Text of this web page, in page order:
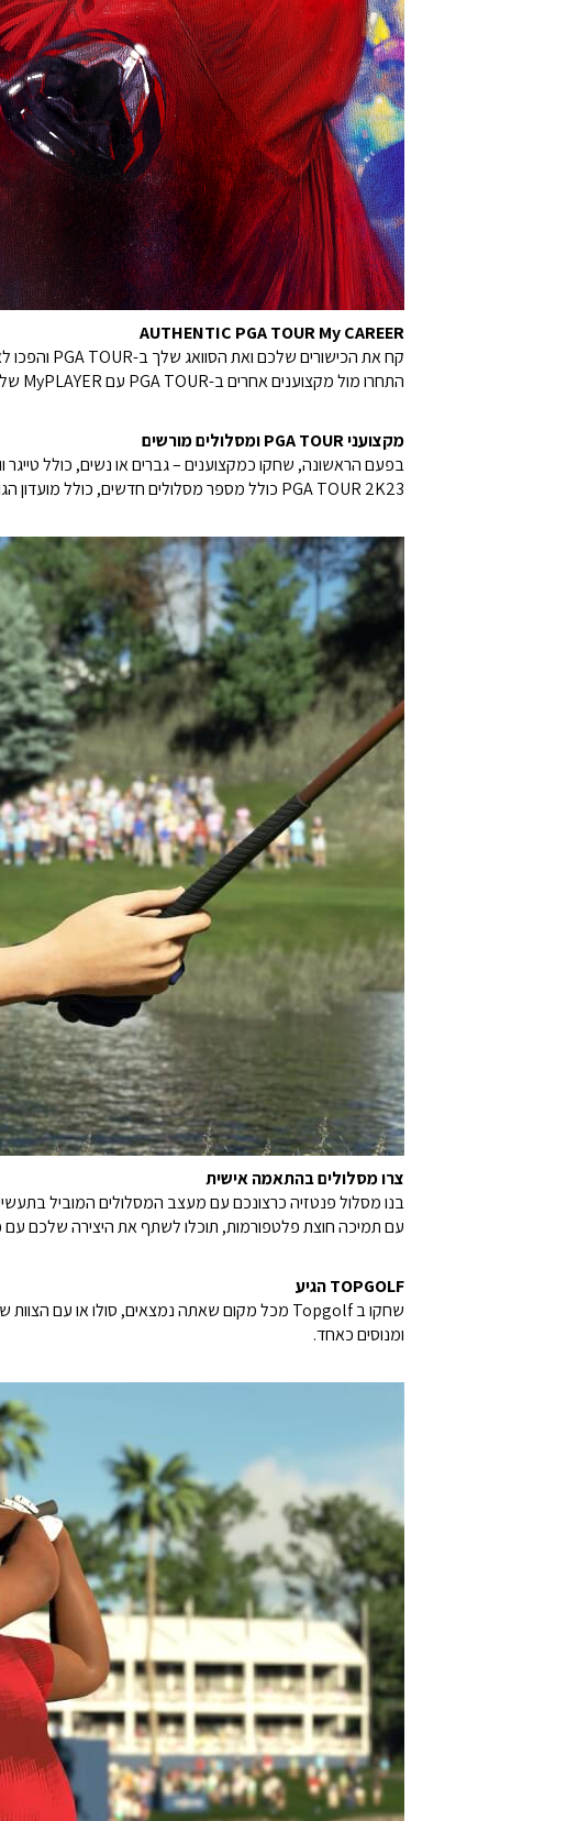
AUTHENTIC PGA TOUR My CAREER
קח את הכישורים שלכם ואת הסוואג שלך ב-PGA TOUR והפכו לאלופי FedEx Cup הבאים.
התחרו מול מקצוענים אחרים ב-PGA TOUR עם MyPLAYER שלכם וצרו יריבויות חדשות.
מקצועני PGA TOUR ומסלולים מורשים
בפעם הראשונה, שחקו כמקצוענים – גברים או נשים, כולל טייגר
PGA TOUR 2K23 כולל מספר מסלולים חדשים, כולל מועדון הגולף איסט לייק, מועדון הגולף והקאנטרי של סנט ג'ורג', TPC Scottsdale, ו-TPC Sawgrass.
צרו מסלולים בהתאמה אישית
בנו מסלול פנטזיה כרצונכם עם מעצב המסלולים המוביל
עם תמיכה חוצת פלטפורמות, תוכלו לשתף את היצירה שלכם עם
TOPGOLF הגיע
ומנוסים כאחד.